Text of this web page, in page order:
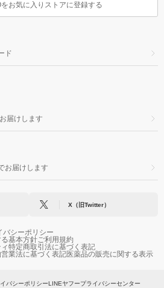
をお気に入りストアに登録する
ド
届けします
お届けします
X（旧Twitter）
バシーポリシー
基本方針ご利用規約
特定商取引法に基づく表記
業法に基づく表記医薬品の販売に関する表示
バシーポリシーLINEヤフープライバシーセンター